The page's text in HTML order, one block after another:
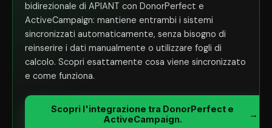
bidirezionale di APIANT con DonorPerfect e
ActiveCampaign: mantiene entrambi i sistemi
sincronizzati automaticamente, senza bisogno di
reinserire i dati manualmente o utilizzare fogli di
calcolo. Scopri esattamente cosa viene sincronizzato
e come funziona.
Scopri l'integrazione tra DonorPerfect e
ActiveCampaign.
→